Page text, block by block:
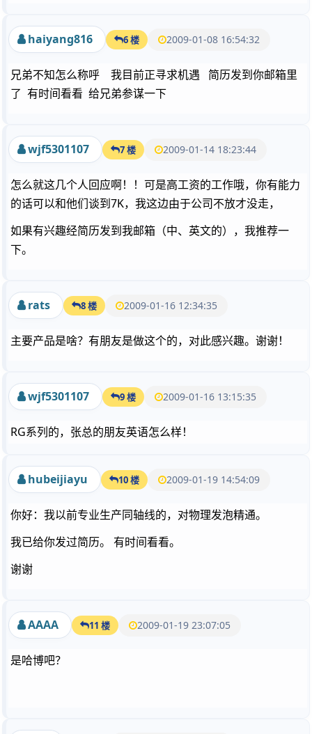
haiyang816 6 楼 2009-01-08 16:54:32
兄弟不知怎么称呼 我目前正寻求机遇 简历发到你邮箱里
了 有时间看看 给兄弟参谋一下
wjf5301107 7 楼 2009-01-14 18:23:44
怎么就这几个人回应啊！！可是高工资的工作哦，你有能力
的话可以和他们谈到7K，我这边由于公司不放才没走，
如果有兴趣经简历发到我邮箱（中、英文的），我推荐一
下。
rats 8 楼 2009-01-16 12:34:35
主要产品是啥？有朋友是做这个的，对此感兴趣。谢谢！
wjf5301107 9 楼 2009-01-16 13:15:35
RG系列的，张总的朋友英语怎么样！
hubeijiayu 10 楼 2009-01-19 14:54:09
你好：我以前专业生产同轴线的，对物理发泡精通。
我已给你发过简历。 有时间看看。
谢谢
AAAA 11 楼 2009-01-19 23:07:05
是哈博吧？